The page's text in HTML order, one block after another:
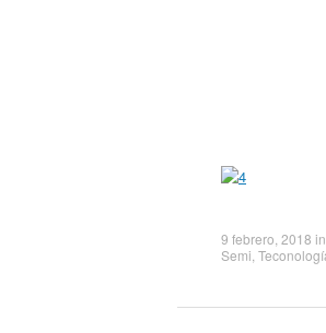
9 febrero, 2018 in
Semi